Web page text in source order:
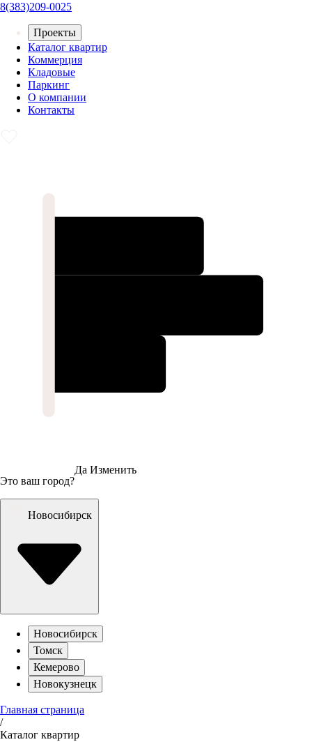
8(383)209-0025
Проекты
Каталог квартир
Коммерция
Кладовые
Паркинг
О компании
Контакты
Это ваш город?
Да Изменить
Новосибирск
Новосибирск
Томск
Кемерово
Новокузнецк
Главная страница
/
Каталог квартир